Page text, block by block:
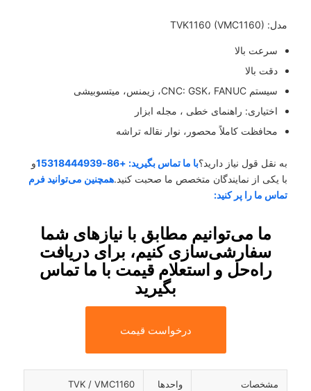
مدل: TVK1160 (VMC1160)
سرعت بالا
دقت بالا
سیستم CNC: GSK، FANUC، زیمنس، میتسوبیشی
اختیاری: راهنمای خطی ، مجله ابزار
محافظت کاملاً محصور، نوار نقاله تراشه
به نقل قول نیاز دارید؟با ما تماس بگیرید: +86-15318444939
و
با یکی از نمایندگان متخصص ما صحبت کنید.همچنین می‌توانید فرم
تماس ما را پر کنید:
ما می‌توانیم مطابق با نیازهای شما
سفارشی‌سازی کنیم، برای دریافت
راه‌حل و استعلام قیمت با ما تماس
بگیرید
درخواست قیمت
مشخصات واحدها TVK / VMC1160